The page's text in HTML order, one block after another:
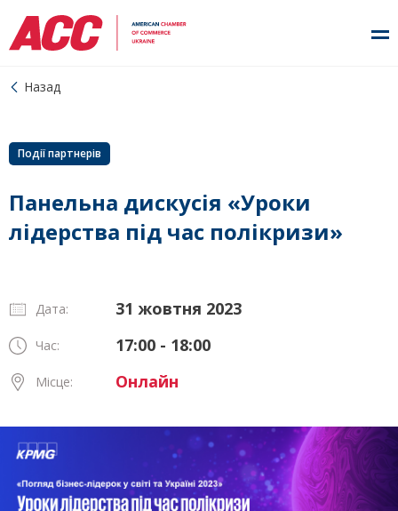
Назад
Події партнерів
Панельна дискусія «Уроки
лідерства під час полікризи»
Дата: 31 жовтня 2023
Час: 17:00 - 18:00
Місце: Онлайн